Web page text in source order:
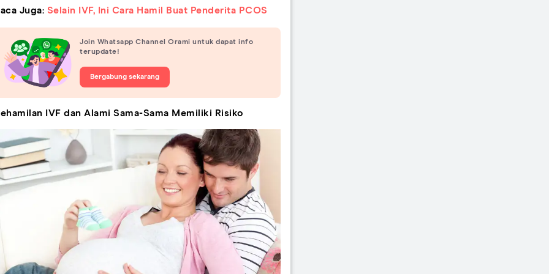
Juga: Selain IVF, Ini Cara Hamil Buat Penderita PCOS
Join Whatsapp Channel Orami untuk dapat info
terupdate!
Bergabung sekarang
IVF dan Alami Sama-Sama Memiliki Risiko